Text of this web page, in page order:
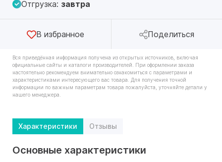
Отгрузка: завтра
В избранное Поделиться
Вся приведённая информация получена из открытых источников, включая
официальные сайты и каталоги производителей. При оформлении заказа
настоятельно рекомендуем внимательно ознакомиться с параметрами и
характеристиками интересующего вас товара. Для получения точной
информации по важным параметрам товара пожалуйста, уточняйте детали у
нашего менеджера.
Характеристики Отзывы
Основные характеристики